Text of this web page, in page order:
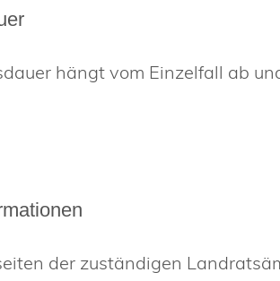
hängt vom Einzelfall ab
der zuständigen